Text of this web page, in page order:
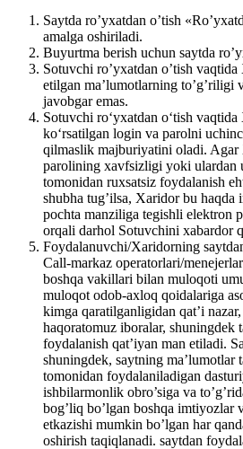
Saytda ro’yxatdan o’tish
amalga oshiriladi.
Buyurtma berish uchun saytda
Sotuvchi ro’yxatdan o’tish
etilgan ma’lumotlarning to’g’riligi
javobgar emas.
Sotuvchi ro‘yxatdan o‘tish
ko‘rsatilgan login va parolni
qilmaslik majburiyatini oladi. Agar
parolining xavfsizligi yoki ulardan
tomonidan ruxsatsiz foydalanish
shubha tug’ilsa, Xaridor bu haqda
pochta manziliga tegishli elektron
orqali darhol Sotuvchini xabardor
Foydalanuvchi/Xaridorning
Call-markaz operatorlari/
boshqa vakillari bilan muloqoti
muloqot odob-axloq qoidalariga
kimga qaratilganligidan qat’i
haqoratomuz iboralar, shuningdek
foydalanish qat’iyan man etiladi.
shuningdek, saytning ma’lumotlar
tomonidan foydalaniladigan
ishbilarmonlik obro’siga va
bog’liq bo’lgan boshqa imtiyozlar
etkazishi mumkin bo’lgan har
oshirish taqiqlanadi. saytdan